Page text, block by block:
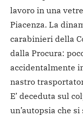
lavoro in una
Piacenza. La
carabinieri della
dalla Procura:
accidentalmente
nastro
E’ deceduta sul
un’autopsia che